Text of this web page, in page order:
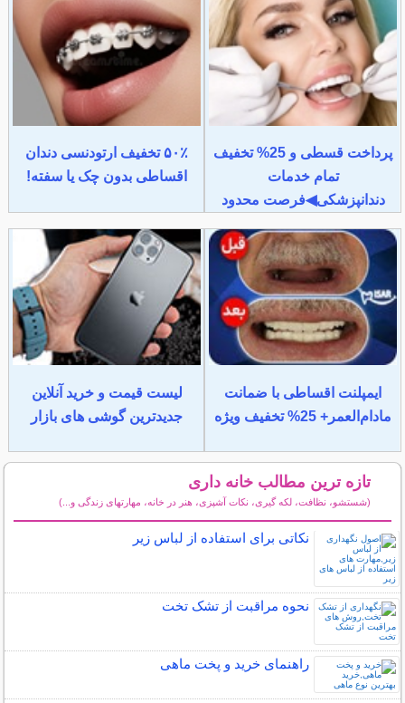
پرداخت قسطی و 25% تخفیف
تمام خدمات
دندانپزشکی◀فرصت محدود
۵۰٪ تخفیف ارتودنسی دندان
اقساطی بدون چک یا سفته!
ایمپلنت اقساطی با ضمانت
مادام‌العمر+ 25% تخفیف ویژه
لیست قیمت و خرید آنلاین
جدیدترین گوشی های بازار
تازه ترین مطالب خانه داری
(شستشو، نظافت، لکه گیری، نکات آشپزی، هنر در خانه، مهارتهای زندگی و...)
نکاتی برای استفاده از لباس زیر
نحوه مراقبت از تشک تخت
راهنمای خرید و پخت ماهی